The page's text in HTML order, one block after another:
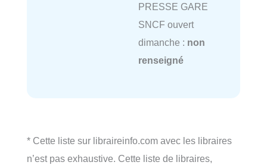
PRESSE GARE
SNCF ouvert
dimanche : non
renseigné
* Cette liste sur libraireinfo.com avec les libraires
n’est pas exhaustive. Cette liste de libraires,